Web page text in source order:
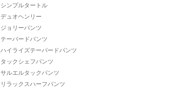
シンプルタートル
デュオヘンリー
ジョリーパンツ
テーパードパンツ
ハイライズテーパードパンツ
タックシェフパンツ
サルエルタックパンツ
リラックスハーフパンツ